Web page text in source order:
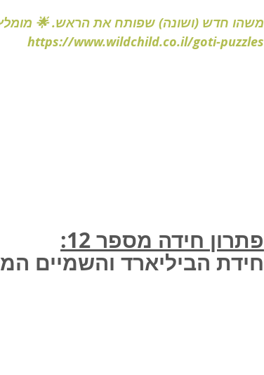
משהו חדש (ושונה) שפותח את הראש. 🌟
https://www.wildchild.co.il/goti-puzzles
פתרון חידה מספר 12:
חידת הביליארד והשמיים